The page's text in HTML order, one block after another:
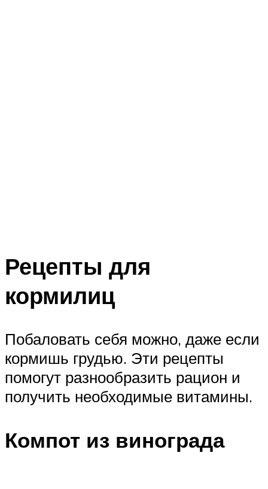
Рецепты для
кормилиц
Побаловать себя можно, даже если
кормишь грудью. Эти рецепты
помогут разнообразить рацион и
получить необходимые витамины.
Компот из винограда